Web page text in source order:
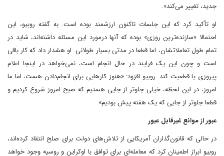
جدید، تغییر می‌کند».
او تأکید کرد که این جلسات تاکنون ارزشمند بوده است. به گفته روبیو، این
احتمالا «سازنده‌ترین روزی» بوده که آنها درمورد این مسئله داشته‌اند، شاید در
تمام طول تعاملاتشان، اما قطعا در مدتی بسیار طولانی. او هشدار داد که کار باقی
است و چون این یک فرایند در حال انجام است، نمی‌خواهد در اینجا اعلام
پیروزی یا قطعیت کند. روبیو افزود: «هنوز کارهایی برای انجام‌دادن هست، اما ما
امروز، در این لحظه، خیلی جلوتر از جایی هستیم که صبح امروز شروع کردیم و
قطعا جلوتر از جایی که یک هفته پیش بودیم».
عبور از موانع غیرقابل عبور
در حالی که قانون‌گذاران آمریکایی از تلاش‌های دولت برای صلح انتقاد کرده‌اند،
روبیو ابراز اطمینان کرد که معامله‌ای برای توافق با اوکراین و روسیه وجود خواهد